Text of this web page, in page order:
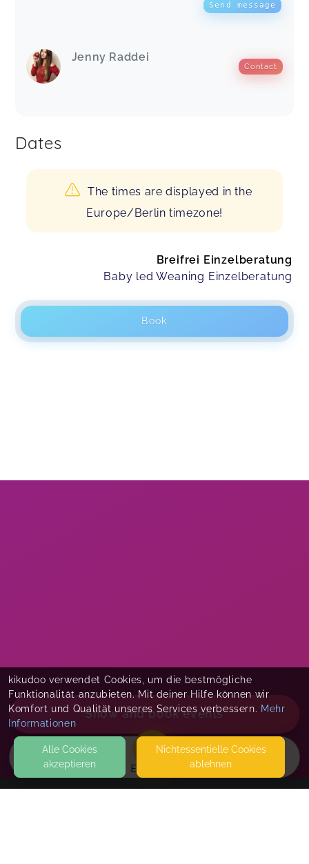
EVENTS
Send message
Jenny Raddei
Contact
Dates
The times are displayed in the
Europe/Berlin timezone!
Breifrei Einzelberatung
Baby led Weaning Einzelberatung
Book
Show and book events
kikudoo verwendet Cookies, um die bestmögliche
Funktionalität anzubieten. Mit deiner Hilfe können wir
Komfort und Qualität unseres Services verbessern. Mehr
Informationen
Alle Cookies
akzeptieren
Nicht­essentielle Cookies
ablehnen